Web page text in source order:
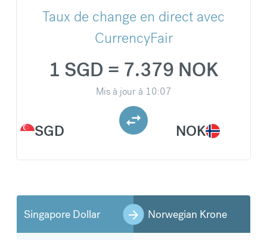
Taux de change en direct avec
CurrencyFair
SGD
1 SGD = 7.379 NOK
Mis à jour à 10:07
NOK
Singapore Dollar Norwegian Krone